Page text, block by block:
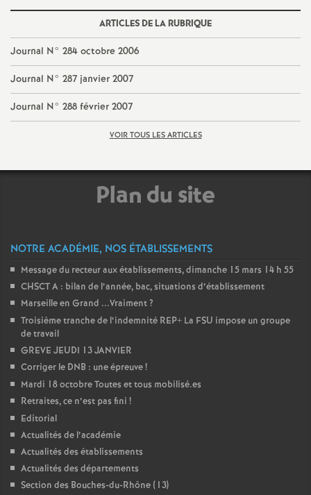
e
c
o
n
d
g
r
é
ARTICLES DE LA RUBRIQUE
Journal N° 284 octobre 2006
Journal N° 287 janvier 2007
Journal N° 288 février 2007
VOIR TOUS LES ARTICLES
Plan du site
NOTRE ACADÉMIE, NOS ÉTABLISSEMENTS
Message du recteur aux établissements, dimanche 15 mars 14 h 55
CHSCT A : bilan de l’année, bac, situations d’établissement
Marseille en Grand ...Vraiment?
Troisième tranche de l’indemnité REP+ La FSU impose un groupe
de travail
GREVE JEUDI 13 JANVIER
Corriger le DNB : une épreuve!
Mardi 18 octobre Toutes et tous mobilisé.es
Retraites, ce n’est pas fini !
Editorial
Actualités de l’académie
Actualités des établissements
Actualités des départements
Section des Bouches-du-Rhône (13)